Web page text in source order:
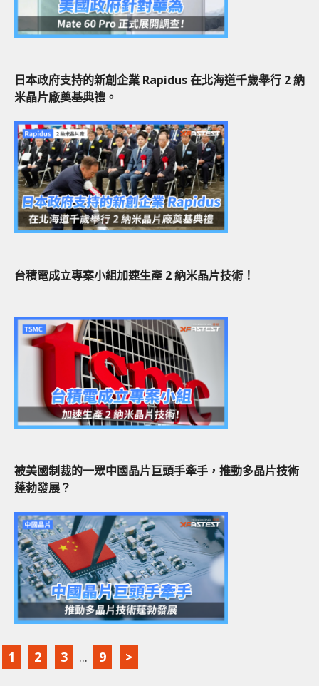
日本政府支持的新創企業 Rapidus 在北海道千歲舉行 2 納
米晶片廠奠基典禮。
台積電成立專案小組加速生產 2 納米晶片技術！
被美國制裁的一眾中國晶片巨頭手牽手，推動多晶片技術
蓬勃發展？
1 2 3 ... 9 >